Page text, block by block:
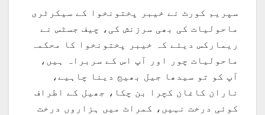
سپریم کورٹ نے خیبر پختونخوا کے سیکرٹری
ماحولیات کی بھی سرزنش کی، چیف جسٹس نے
ریمارکس دیئے کہ خیبر پختونخوا کا محکمہ
ماحولیات چور اور آپ اس کے سربراہ ہیں،
آپ کو تو سیدھا جیل بھیج دینا چاہیے،
ناران کاغان کچرا بن چکا، جھیل کے اطراف
کوئی درخت نہیں، کمراٹ میں ہزاروں درخت